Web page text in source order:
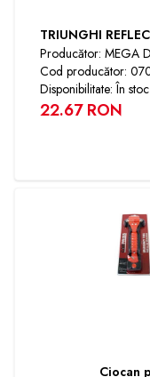
TRIUNGHI
Producător: MEGA
Cod producător:
Disponibilitate: În stoc
22.67 RON
Ciocan